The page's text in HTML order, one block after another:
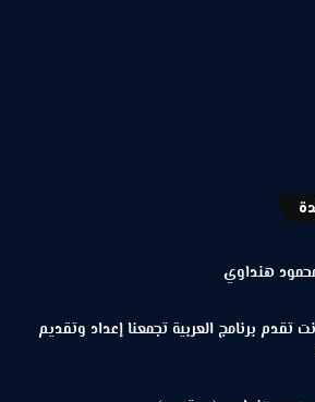
هنداوي
تقدم برنامج العربية تجمعنا إعداد وتقديم